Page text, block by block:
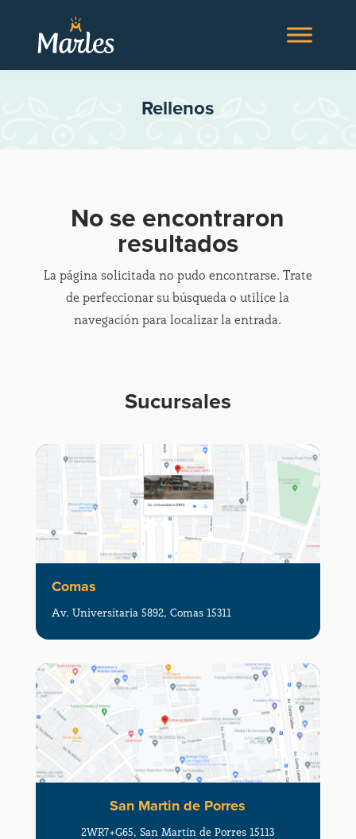
Rellenos
No se encontraron
resultados
La página solicitada no pudo encontrarse. Trate
de perfeccionar su búsqueda o utilice la
navegación para localizar la entrada.
Sucursales
Comas
Av. Universitaria 5892, Comas 15311
San Martin de Porres
2WR7+G65, San Martín de Porres 15113